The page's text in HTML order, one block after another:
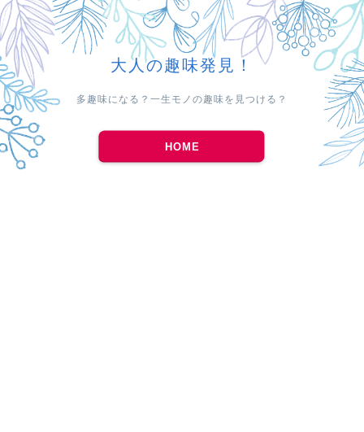
大人の趣味発見！
多趣味になる？一生モノの趣味を見つける？
HOME